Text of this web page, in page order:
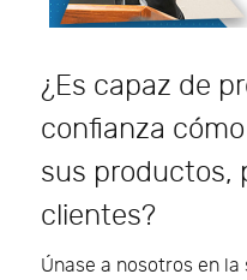
¿Es capaz de
confianza
sus productos,
clientes?
Únase a nosotros en